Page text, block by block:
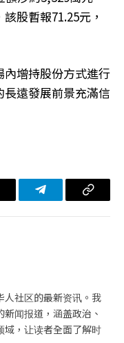
股暫報71.25元，
增持股份方式進行
遠發展前景充滿信
Telegram复
人社区的最新资讯。我
闻报道，涵盖政治、
域，让读者全面了解时